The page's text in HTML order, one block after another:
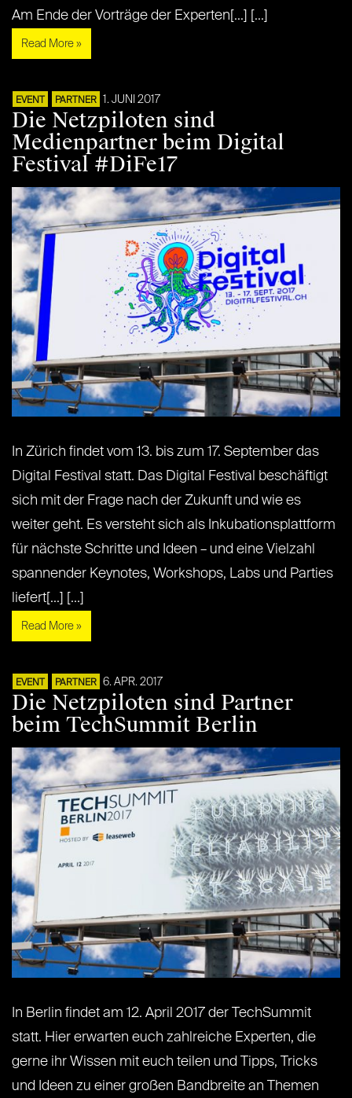
Am Ende der Vorträge der Experten[...] [...]
Read More »
EVENT PARTNER 1. JUNI 2017
Die Netzpiloten sind
Medienpartner beim Digital
Festival #DiFe17
In Zürich findet vom 13. bis zum 17. September das
Digital Festival statt. Das Digital Festival beschäftigt
sich mit der Frage nach der Zukunft und wie es
weiter geht. Es versteht sich als Inkubationsplattform
für nächste Schritte und Ideen – und eine Vielzahl
spannender Keynotes, Workshops, Labs und Parties
liefert[...] [...]
Read More »
EVENT PARTNER 6. APR. 2017
Die Netzpiloten sind Partner
beim TechSummit Berlin
In Berlin findet am 12. April 2017 der TechSummit
statt. Hier erwarten euch zahlreiche Experten, die
gerne ihr Wissen mit euch teilen und Tipps, Tricks
und Ideen zu einer großen Bandbreite an Themen